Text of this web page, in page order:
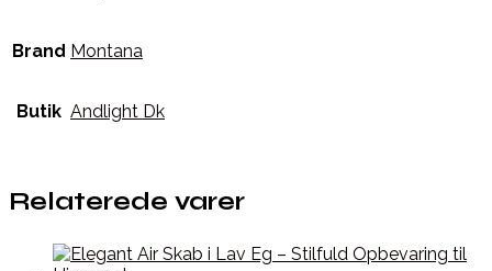
Brand Montana
Butik Andlight Dk
Relaterede varer